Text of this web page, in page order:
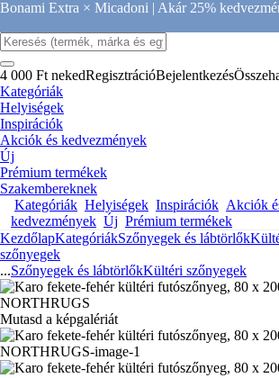
Bonami Extra × Micadoni | Akár 25%
4 000 Ft nekedRegisztrációBejelentkezés
Kategóriák
Helyiségek
Inspirációk
Akciók és kedvezmények
Új
Prémium termékek
Szakembereknek
Kategóriák Helyiségek Inspirációk Akciók
kedvezmények Új Prémium termékek
KezdőlapKategóriákSzőnyegek és lábtörlők
szőnyegek
...Szőnyegek és lábtörlőkKültéri szőnyegek
Mutasd a képgalériát